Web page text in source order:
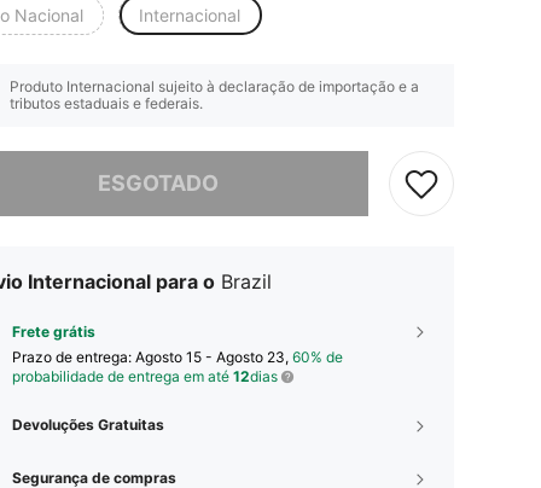
Nacional Internacional
Produto Internacional sujeito à declaração de importação e a
tributos estaduais e federais.
ESGOTADO
este produto está esgotado.
Internacional para o Brazil
Frete grátis
Prazo de entrega: Agosto 15 - Agosto 23, 60% de
probabilidade de entrega em até 12dias
Devoluções Gratuitas
Segurança de compras